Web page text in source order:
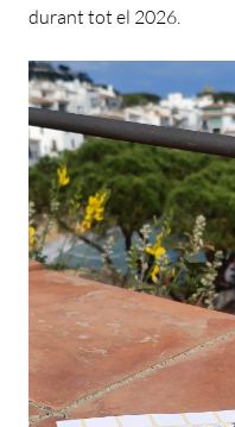
durant tot el 2026.